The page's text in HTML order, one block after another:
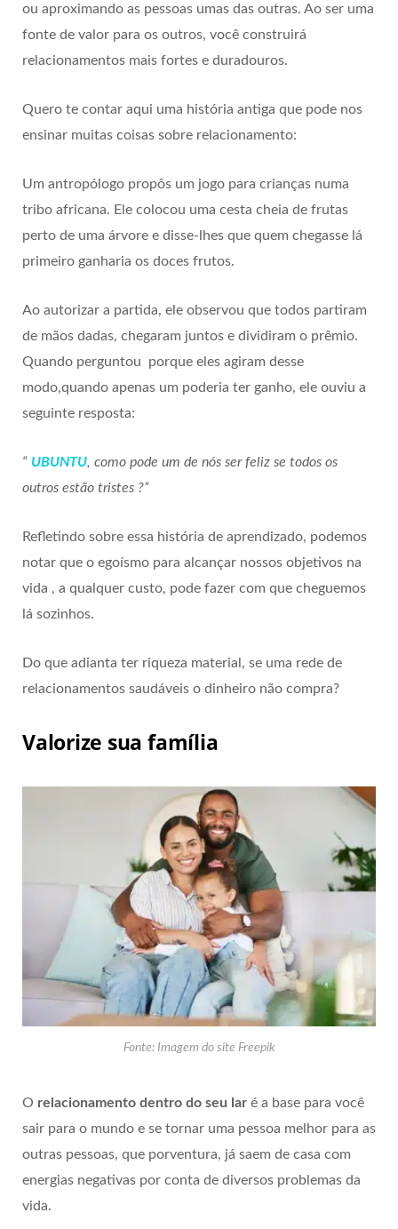
ou aproximando as pessoas umas das outras. Ao ser uma
fonte de valor para os outros, você construirá
relacionamentos mais fortes e duradouros.
Quero te contar aqui uma história antiga que pode nos
ensinar muitas coisas sobre relacionamento:
Um antropólogo propôs um jogo para crianças numa
tribo africana. Ele colocou uma cesta cheia de frutas
perto de uma árvore e disse-lhes que quem chegasse lá
primeiro ganharia os doces frutos.
Ao autorizar a partida, ele observou que todos partiram
de mãos dadas, chegaram juntos e dividiram o prêmio.
Quando perguntou porque eles agiram desse
modo,quando apenas um poderia ter ganho, ele ouviu a
seguinte resposta:
“ UBUNTU, como pode um de nós ser feliz se todos os
outros estão tristes ?”
Refletindo sobre essa história de aprendizado, podemos
notar que o egoísmo para alcançar nossos objetivos na
vida , a qualquer custo, pode fazer com que cheguemos
lá sozinhos.
Do que adianta ter riqueza material, se uma rede de
relacionamentos saudáveis o dinheiro não compra?
Valorize sua família
Fonte: Imagem do site Freepik
O relacionamento dentro do seu lar é a base para você
sair para o mundo e se tornar uma pessoa melhor para as
outras pessoas, que porventura, já saem de casa com
energias negativas por conta de diversos problemas da
vida.